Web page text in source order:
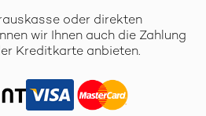
oder direkten
wir Ihnen auch die Zahlung
Kreditkarte anbieten.